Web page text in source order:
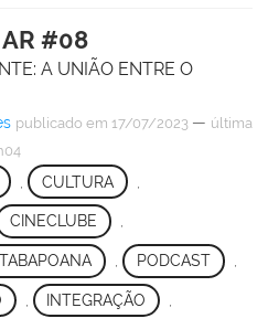
AR #08
A UNIÃO ENTRE O
publicado em 17/07/2023 — última
CULTURA
CINECLUBE ,
PODCAST
INTEGRAÇÃO